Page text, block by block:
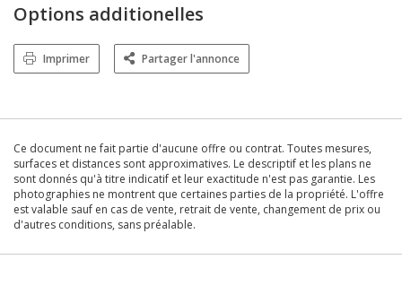
Options additionelles
Imprimer Partager l'annonce
Ce document ne fait partie d'aucune offre ou contrat. Toutes mesures,
surfaces et distances sont approximatives. Le descriptif et les plans ne
sont donnés qu'à titre indicatif et leur exactitude n'est pas garantie. Les
photographies ne montrent que certaines parties de la propriété. L'offre
est valable sauf en cas de vente, retrait de vente, changement de prix ou
d'autres conditions, sans préalable.